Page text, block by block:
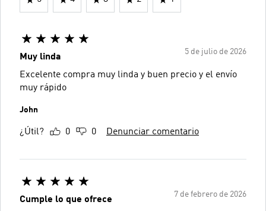
5 de julio de 2026
Muy linda
Excelente compra muy linda y buen precio y el envío
muy rápido
John
¿Útil? 0 0 Denunciar comentario
7 de febrero de 2026
Cumple lo que ofrece